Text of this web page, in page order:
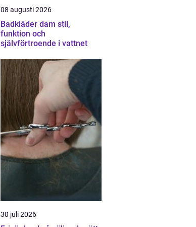
08 augusti 2026
Badkläder dam stil,
funktion och
självförtroende i vattnet
30 juli 2026